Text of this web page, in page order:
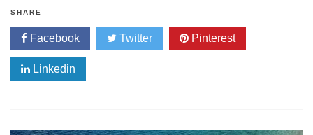
SHARE
Facebook Twitter Pinterest
Linkedin